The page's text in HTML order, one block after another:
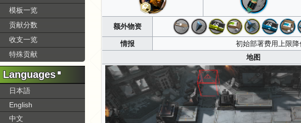
额外物资
情报
初始部署费用上限
地图
模板一览
贡献分数
收支一览
特殊贡献
Languages
日本語
English
中文